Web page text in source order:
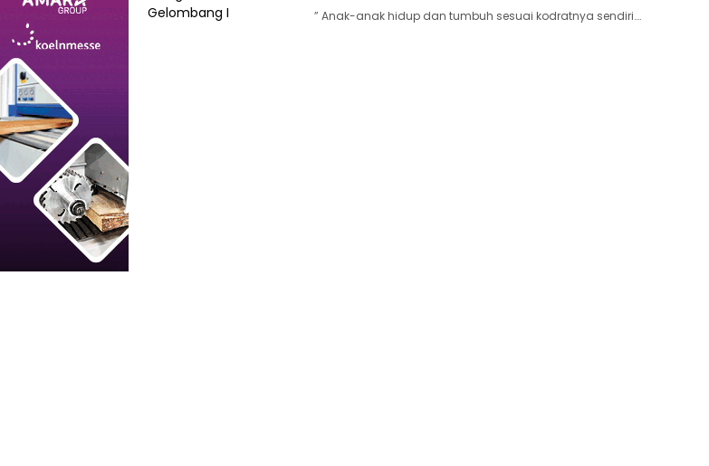
” Anak-anak hidup dan tumbuh sesuai kodratnya sendiri….